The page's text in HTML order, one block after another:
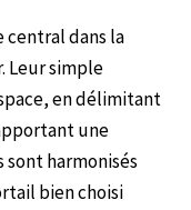
dans la
Leur simple
en délimitant
une
harmonisés
bien choisi